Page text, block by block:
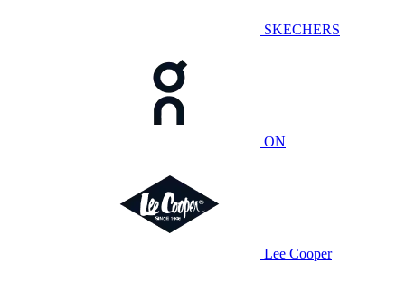
SKECHERS
ON
Lee Cooper